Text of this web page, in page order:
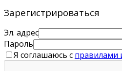
Зарегистрироваться
Эл. адрес
Пароль
Я соглашаюсь с правилами